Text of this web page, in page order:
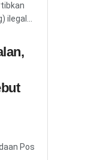
ilegal...
Pos